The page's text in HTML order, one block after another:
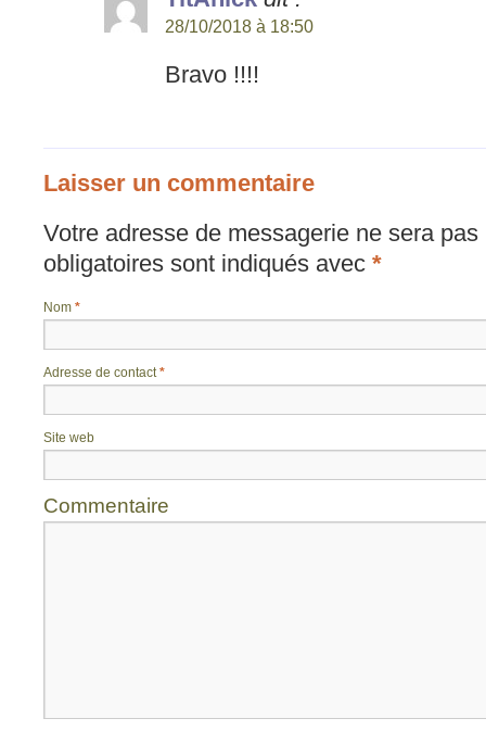
28/10/2018 à 18:50
Bravo !!!!
Laisser un commentaire
Votre adresse de messagerie ne sera pas
obligatoires sont indiqués avec *
Nom *
Adresse de contact*
Site web
Commentaire